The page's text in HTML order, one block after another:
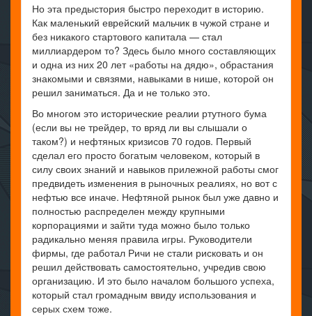
Но эта предыстория быстро переходит в историю.
Как маленький еврейский мальчик в чужой стране и
без никакого стартового капитала — стал
миллиардером то? Здесь было много составляющих
и одна из них 20 лет «работы на дядю», обрастания
знакомыми и связями, навыками в нише, которой он
решил заниматься. Да и не только это.
Во многом это исторические реалии ртутного бума
(если вы не трейдер, то вряд ли вы слышали о
таком?) и нефтяных кризисов 70 годов. Первый
сделал его просто богатым человеком, который в
силу своих знаний и навыков прилежной работы смог
предвидеть изменения в рыночных реалиях, но вот с
нефтью все иначе. Нефтяной рынок был уже давно и
полностью распределен между крупными
корпорациями и зайти туда можно было только
радикально меняя правила игры. Руководители
фирмы, где работал Ричи не стали рисковать и он
решил действовать самостоятельно, учредив свою
организацию. И это было началом большого успеха,
который стал громадным ввиду использования и
серых схем тоже.